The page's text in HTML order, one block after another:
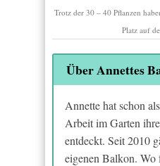
Trotz der 30 – 40 Pflanzen
Platz auf
Über Annettes
Annette hat schon
Arbeit im Garten
entdeckt. Seit 2010
eigenen Balkon.